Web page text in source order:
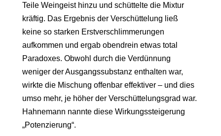
Teile Weingeist hinzu und schüttelte die Mixtur
kräftig. Das Ergebnis der Verschüttelung ließ
keine so starken Erstverschlimmerungen
aufkommen und ergab obendrein etwas total
Paradoxes. Obwohl durch die Verdünnung
weniger der Ausgangssubstanz enthalten war,
wirkte die Mischung offenbar effektiver – und dies
umso mehr, je höher der Verschüttelungsgrad war.
Hahnemann nannte diese Wirkungssteigerung
„Potenzierung“.